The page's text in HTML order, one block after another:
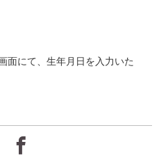
面にて、生年月日を入力いた